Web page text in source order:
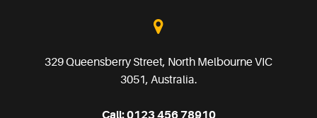
329 Queensberry Street, North Melbourne VIC
3051, Australia.
Call:0123 456 78910